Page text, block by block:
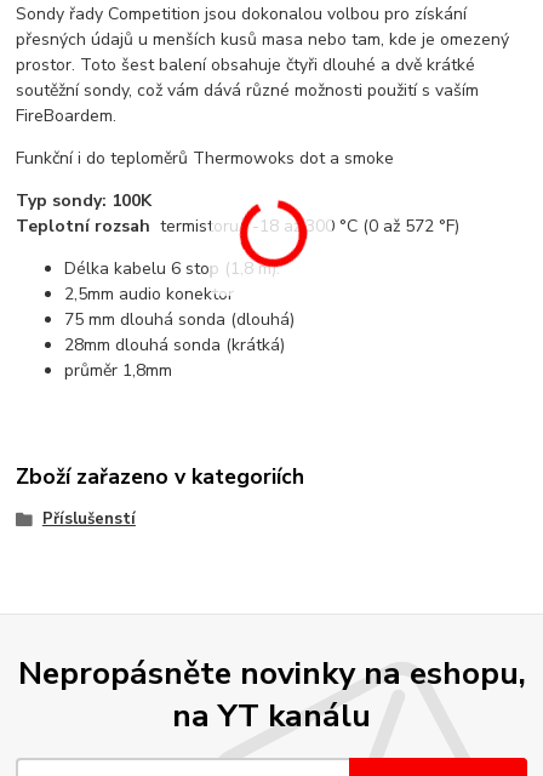
Sondy řady Competition jsou dokonalou volbou pro získání
přesných údajů u menších kusů masa nebo tam, kde je omezený
prostor. Toto šest balení obsahuje čtyři dlouhé a dvě krátké
soutěžní sondy, což vám dává různé možnosti použití s ​​vaším
FireBoardem.
Funkční i do teploměrů Thermowoks dot a smoke
Typ sondy: 100K
Teplotní rozsah termistoru : -18 až 300 °C (0 až 572 °F)
Délka kabelu 6 stop (1,8 m).
2,5mm audio konektor
75 mm dlouhá sonda (dlouhá)
28mm dlouhá sonda (krátká)
průměr 1,8mm
Zboží zařazeno v kategoriích
Příslušenstí
Nepropásněte novinky na eshopu,
na YT kanálu